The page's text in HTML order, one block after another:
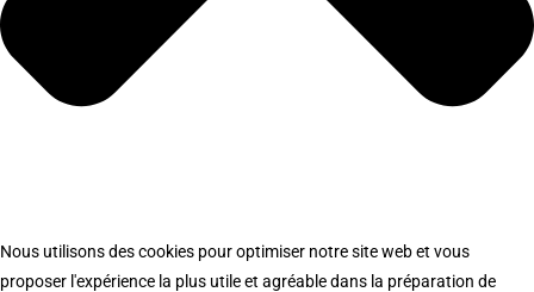
Nous utilisons des cookies pour optimiser notre site web et vous
proposer l'expérience la plus utile et agréable dans la préparation de